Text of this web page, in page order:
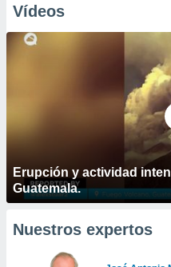
Vídeos
Erupción y actividad
Guatemala.
Nuestros expertos